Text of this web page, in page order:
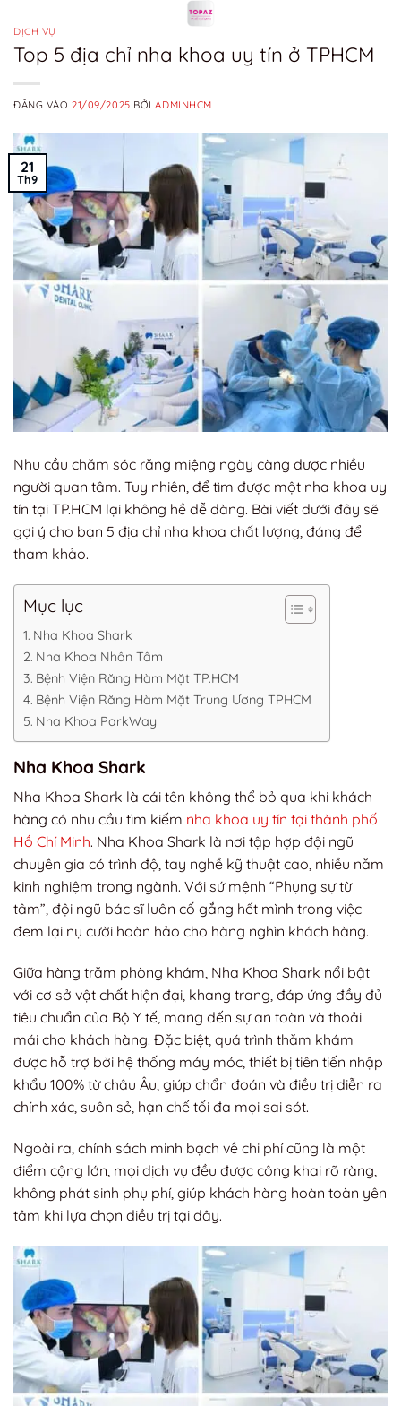
qua
nội
DỊCH VỤ
Top 5 địa chỉ nha khoa uy tín ở TPHCM
ĐĂNG VÀO21/09/2025 BỞIADMINHCM
21
Th9
Nhu cầu chăm sóc răng miệng ngày càng được nhiều
người quan tâm. Tuy nhiên, để tìm được một nha khoa uy
tín tại TP.HCM lại không hề dễ dàng. Bài viết dưới đây sẽ
gợi ý cho bạn 5 địa chỉ nha khoa chất lượng, đáng để
tham khảo.
Mục lục
Nha Khoa Shark
Nha Khoa Nhân Tâm
Bệnh Viện Răng Hàm Mặt TP.HCM
Bệnh Viện Răng Hàm Mặt Trung Ương TPHCM
Nha Khoa ParkWay
Nha Khoa Shark
Nha Khoa Shark là cái tên không thể bỏ qua khi khách
hàng có nhu cầu tìm kiếm nha khoa uy tín tại thành phố
Hồ Chí Minh. Nha Khoa Shark là nơi tập hợp đội ngũ
chuyên gia có trình độ, tay nghề kỹ thuật cao, nhiều năm
kinh nghiệm trong ngành. Với sứ mệnh “Phụng sự từ
tâm”, đội ngũ bác sĩ luôn cố gắng hết mình trong việc
đem lại nụ cười hoàn hảo cho hàng nghìn khách hàng.
Giữa hàng trăm phòng khám, Nha Khoa Shark nổi bật
với cơ sở vật chất hiện đại, khang trang, đáp ứng đầy đủ
tiêu chuẩn của Bộ Y tế, mang đến sự an toàn và thoải
mái cho khách hàng. Đặc biệt, quá trình thăm khám
được hỗ trợ bởi hệ thống máy móc, thiết bị tiên tiến nhập
khẩu 100% từ châu Âu, giúp chẩn đoán và điều trị diễn ra
chính xác, suôn sẻ, hạn chế tối đa mọi sai sót.
Ngoài ra, chính sách minh bạch về chi phí cũng là một
điểm cộng lớn, mọi dịch vụ đều được công khai rõ ràng,
không phát sinh phụ phí, giúp khách hàng hoàn toàn yên
tâm khi lựa chọn điều trị tại đây.